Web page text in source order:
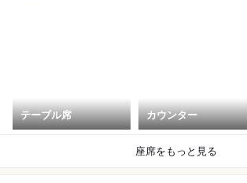
テーブル席 カウンター
座席をもっと見る